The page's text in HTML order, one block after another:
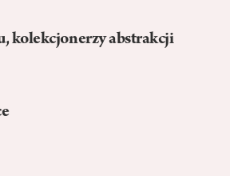
kolekcjonerzy abstrakcji